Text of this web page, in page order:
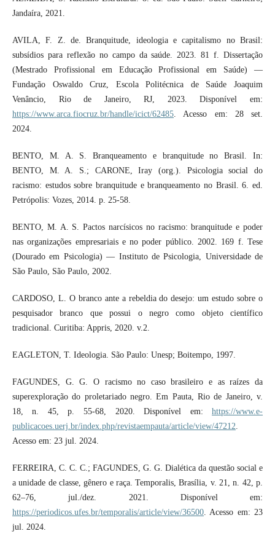
Jandaíra, 2021.
AVILA, F. Z. de. Branquitude, ideologia e capitalismo no Brasil:
subsídios para reflexão no campo da saúde. 2023. 81 f. Dissertação
(Mestrado Profissional em Educação Profissional em Saúde) —
Fundação Oswaldo Cruz, Escola Politécnica de Saúde Joaquim
Venâncio, Rio de Janeiro, RJ, 2023. Disponível em:
https://www.arca.fiocruz.br/handle/icict/62485. Acesso em: 28 set.
2024.
BENTO, M. A. S. Branqueamento e branquitude no Brasil. In:
BENTO, M. A. S.; CARONE, Iray (org.). Psicologia social do
racismo: estudos sobre branquitude e branqueamento no Brasil. 6. ed.
Petrópolis: Vozes, 2014. p. 25-58.
BENTO, M. A. S. Pactos narcísicos no racismo: branquitude e poder
nas organizações empresariais e no poder público. 2002. 169 f. Tese
(Dourado em Psicologia) — Instituto de Psicologia, Universidade de
São Paulo, São Paulo, 2002.
CARDOSO, L. O branco ante a rebeldia do desejo: um estudo sobre o
pesquisador branco que possui o negro como objeto científico
tradicional. Curitiba: Appris, 2020. v.2.
EAGLETON, T. Ideologia. São Paulo: Unesp; Boitempo, 1997.
FAGUNDES, G. G. O racismo no caso brasileiro e as raízes da
superexploração do proletariado negro. Em Pauta, Rio de Janeiro, v.
18, n. 45, p. 55-68, 2020. Disponível em:https://www.e-
publicacoes.uerj.br/index.php/revistaempauta/article/view/47212
Acesso em: 23 jul. 2024.
FERREIRA, C. C. C.; FAGUNDES, G. G. Dialética da questão social e
a unidade de classe, gênero e raça. Temporalis, Brasília, v. 21, n. 42, p.
62–76, jul./dez. 2021. Disponível em:
https://periodicos.ufes.br/temporalis/article/view/36500. Acesso em: 23
jul. 2024.